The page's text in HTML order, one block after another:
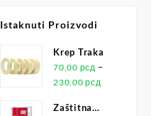
Istaknuti Proizvodi
Krep Traka
70,00 рсд –
230,00рсд
Zaštitna